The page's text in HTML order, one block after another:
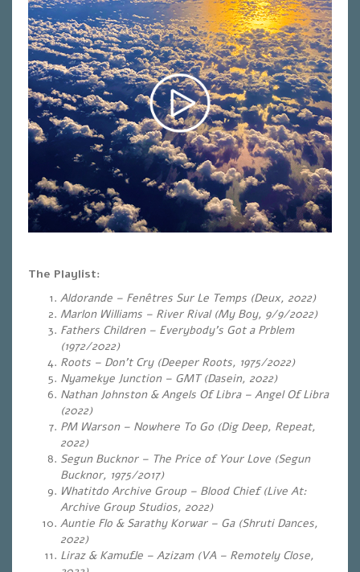
The Playlist:
Aldorande – Fenêtres Sur Le Temps (Deux, 2022)
Marlon Williams – River Rival (My Boy, 9/9/2022)
Fathers Children – Everybody’s Got a Prblem
(1972/2022)
Roots – Don’t Cry (Deeper Roots, 1975/2022)
Nyamekye Junction – GMT (Dasein, 2022)
Nathan Johnston & Angels Of Libra – Angel Of Libra
(2022)
PM Warson – Nowhere To Go (Dig Deep, Repeat,
2022)
Segun Bucknor – The Price of Your Love (Segun
Bucknor, 1975/2017)
Whatitdo Archive Group – Blood Chief (Live At:
Archive Group Studios, 2022)
Auntie Flo & Sarathy Korwar – Ga (Shruti Dances,
2022)
Liraz & Kamufle – Azizam (VA – Remotely Close,